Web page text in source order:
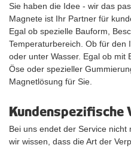
Sie haben die Idee - wir das
Magnete ist Ihr Partner für
Egal ob spezielle Bauform,
Temperaturbereich. Ob für den
oder unter Wasser. Egal ob mit
Öse oder spezieller
Magnetlösung für Sie.
Kundenspezifische
Bei uns endet der Service
wir wissen, dass die Art der